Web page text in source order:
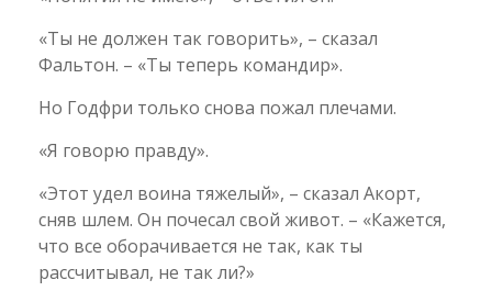
«Ты не должен так говорить», – сказал
Фальтон. – «Ты теперь командир».
Но Годфри только снова пожал плечами.
«Я говорю правду».
«Этот удел воина тяжелый», – сказал Акорт,
сняв шлем. Он почесал свой живот. – «Кажется,
что все оборачивается не так, как ты
рассчитывал, не так ли?»